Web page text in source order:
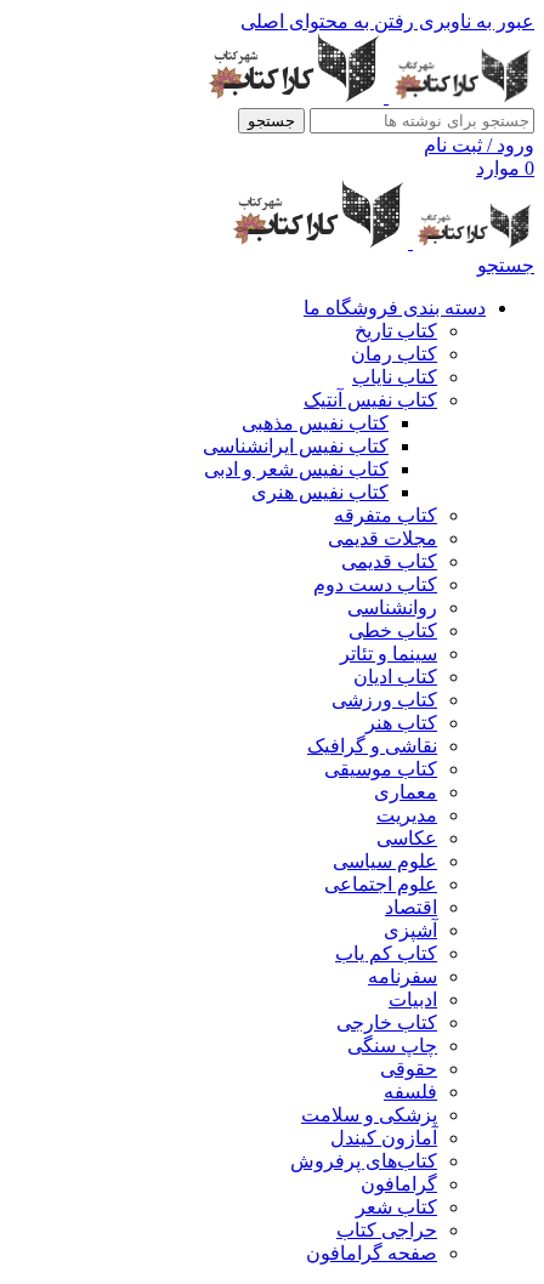
عبور به ناوبری رفتن به محتوای اصلی
جستجو
ورود / ثبت نام
0 موارد
جستجو
دسته بندی فروشگاه ما
کتاب تاریخ
کتاب رمان
کتاب نایاب
کتاب نفیس آنتیک
کتاب نفیس مذهبی
کتاب نفیس ایرانشناسی
کتاب نفیس شعر و ادبی
کتاب نفیس هنری
کتاب متفرقه
مجلات قدیمی
کتاب قدیمی
کتاب دست دوم
روانشناسی
کتاب خطی
سینما و تئاتر
کتاب ادیان
کتاب ورزشی
کتاب هنر
نقاشی و گرافیک
کتاب موسیقی
معماری
مدیریت
عکاسی
علوم سیاسی
علوم اجتماعی
اقتصاد
آشپزی
کتاب کم یاب
سفرنامه
ادبیات
کتاب خارجی
چاپ سنگی
حقوقی
فلسفه
پزشکی و سلامت
آمازون کیندل
کتاب‌های پرفروش
گرامافون
کتاب شعر
حراجی کتاب
صفحه گرامافون